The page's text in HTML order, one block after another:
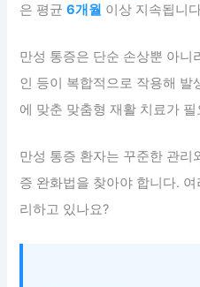
은 평균6개월 이상 지속됩니
만성 통증은 단순 손상뿐 아니
인 등이 복합적으로 작용해 발
에 맞춘 맞춤형 재활 치료가 필
만성 통증 환자는 꾸준한 관리
증 완화법을 찾아야 합니다.
리하고 있나요?